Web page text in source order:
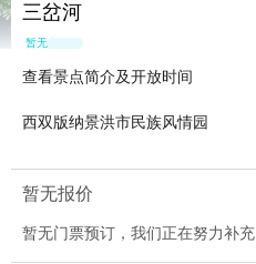
三岔河
暂无点评
查看景点简介及开放时间
西双版纳景洪市民族风情园
暂无报价
暂无门票预订，我们正在努力补充